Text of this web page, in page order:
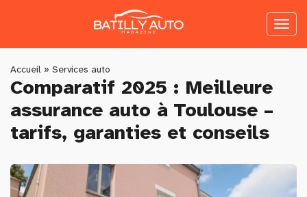
content
You
are
here
Accueil » Services auto
Comparatif 2025 : Meilleure
assurance auto à Toulouse –
tarifs, garanties et conseils